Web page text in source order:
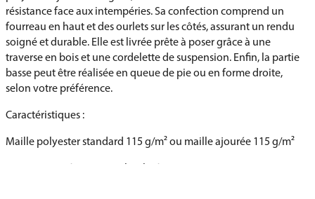
résistance face aux intempéries. Sa confection comprend un
fourreau en haut et des ourlets sur les côtés, assurant un rendu
soigné et durable. Elle est livrée prête à poser grâce à une
traverse en bois et une cordelette de suspension. Enfin, la partie
basse peut être réalisée en queue de pie ou en forme droite,
selon votre préférence.
Caractéristiques :
Maille polyester standard 115 g/m² ou maille ajourée 115 g/m²
Fourreau supérieur et ourlets latéraux